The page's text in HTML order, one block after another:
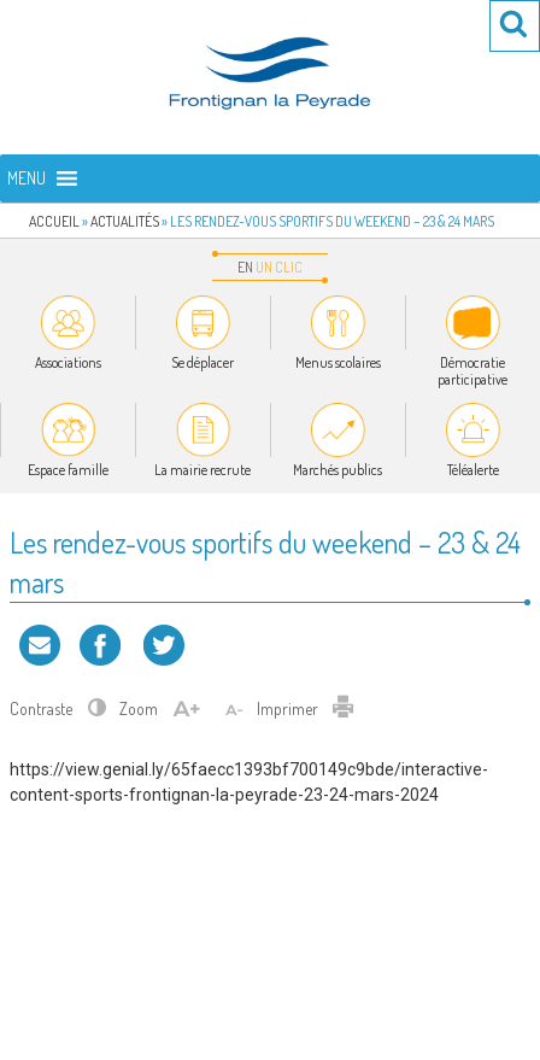
FRONTIGNAN LA PEYRADE
MENU
ACCUEIL »ACTUALITÉS» LES RENDEZ-VOUS SPORTIFS DU WEEKEND – 23 & 24 MARS
EN UN CLIC
Associations Se déplacer Menus scolaires
Démocratie
participative
Espace famille La mairie recrute Marchés publics Téléalerte
Les rendez-vous sportifs du weekend – 23 & 24
mars
Contraste Zoom Imprimer
https://view.genial.ly/65faecc1393bf700149c9bde/interactive-
content-sports-frontignan-la-peyrade-23-24-mars-2024